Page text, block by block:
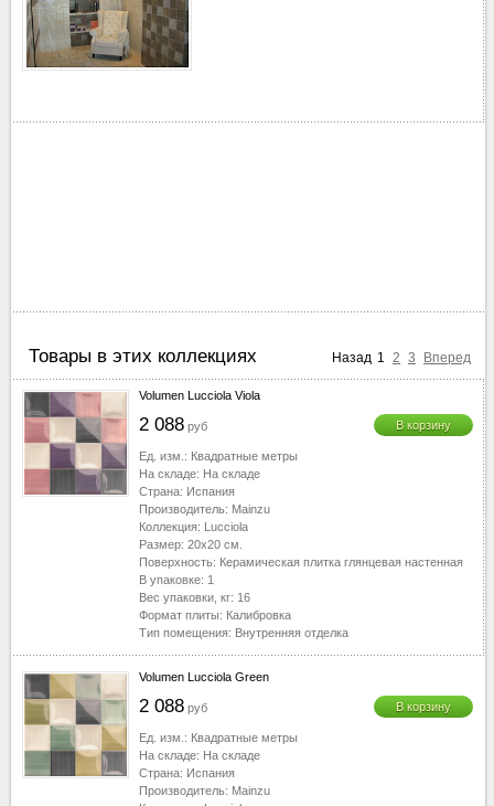
Товары в этих коллекциях Назад 1 2 3 Вперед
Volumen Lucciola Viola
2 088 руб В корзину
Ед. изм.: Квадратные метры
На складе: На складе
Страна: Испания
Производитель: Mainzu
Коллекция: Lucciola
Размер: 20x20 см.
Поверхность: Керамическая плитка глянцевая настенная
В упаковке: 1
Вес упаковки, кг: 16
Формат плиты: Калибровка
Тип помещения: Внутренняя отделка
Volumen Lucciola Green
2 088 руб В корзину
Ед. изм.: Квадратные метры
На складе: На складе
Страна: Испания
Производитель: Mainzu